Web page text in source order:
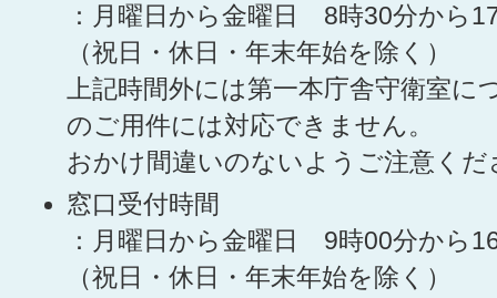
：月曜日から金曜日 8時30分から
（祝日・休日・年末年始を除く）
上記時間外には第一本庁舎守衛室
のご用件には対応できません。
おかけ間違いのないようご注意くだ
窓口受付時間
：月曜日から金曜日 9時00分から
（祝日・休日・年末年始を除く）